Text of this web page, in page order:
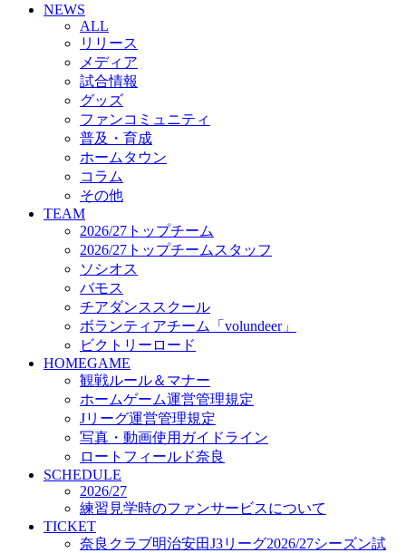
ボランティアチーム「volundeer」
ビクトリーロード
HOMEGAME
観戦ルール＆マナー
ホームゲーム運営管理規定
Jリーグ運営管理規定
写真・動画使用ガイドライン
ロートフィールド奈良
SCHEDULE
2026/27
練習見学時のファンサービスについて
TICKET
奈良クラブ明治安田J3リーグ2026/27シーズン試
合観戦チケット
奈良クラブ明治安田Ｊ3リーグ 2026/27シーズン
「鹿パス」
観戦ルール＆マナー
FANCOMMUNITY
2026/27ファンコミュニティ
サポートショップ
GOODS
オフィシャルストア（実店舗）
オンラインストア
ACADEMY
アカデミーについて
プロジェクト
コーチ&スタッフ
ジュニア
ジュニアユース
ユース
NEWS
ALL
リリース
メディア
試合情報
グッズ
ファンコミュニティ
普及・育成
ホームタウン
コラム
その他
TEAM
2026/27トップチーム
2026/27トップチームスタッフ
ソシオス
バモス
チアダンススクール
ボランティアチーム「volundeer」
ビクトリーロード
HOMEGAME
観戦ルール＆マナー
ホームゲーム運営管理規定
Jリーグ運営管理規定
写真・動画使用ガイドライン
ロートフィールド奈良
SCHEDULE
2026/27
練習見学時のファンサービスについて
TICKET
奈良クラブ明治安田J3リーグ2026/27シーズン試